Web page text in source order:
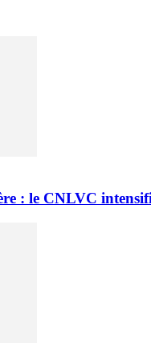
: le CNLVC